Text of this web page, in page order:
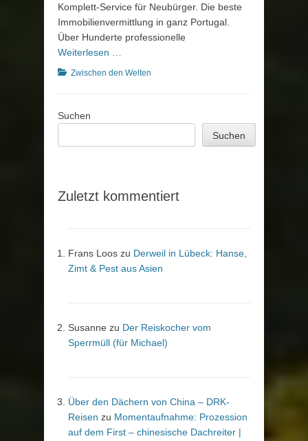
Komplett-Service für Neubürger. Die beste
Immobilienvermittlung in ganz Portugal.
Über Hunderte professionelle
Weiterlesen …
Kategorien
Zwischen den Welten
Suchen
Suchen
Zuletzt kommentiert
Frans Loos zu Derweil in Lübeck: Hanse,
Zimt & Pest aus Asien
Susanne zu Der Reiskocher vom
Sperrmüll (für Michael)
Über den Dächern von China – DRK-
Reisen zu Momentaufnahme: Prozession
auf dem First – chinesische Dachreiter |